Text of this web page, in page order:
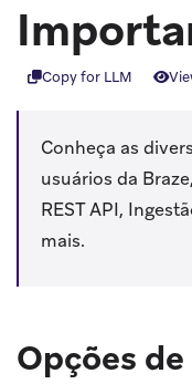
Copy for LLM
Conheça as
usuários da
REST API,
mais.
Opções